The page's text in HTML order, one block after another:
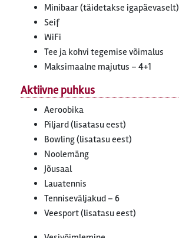
Minibaar (täidetakse igapäevaselt)
Seif
WiFi
Tee ja kohvi tegemise võimalus
Maksimaalne majutus – 4+1
Aktiivne puhkus
Aeroobika
Piljard (lisatasu eest)
Bowling (lisatasu eest)
Noolemäng
Jõusaal
Lauatennis
Tenniseväljakud – 6
Veesport (lisatasu eest)